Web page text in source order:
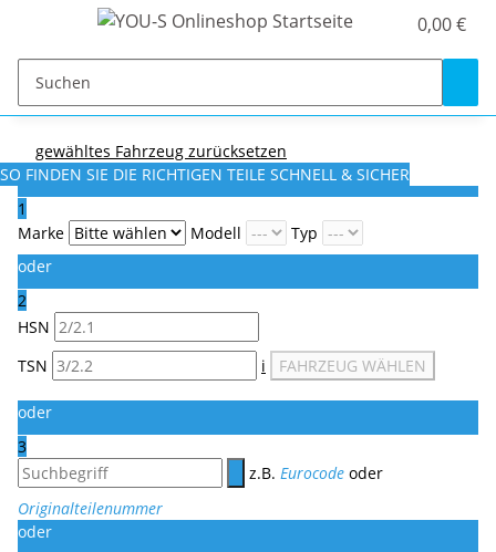
0,00 €
gewähltes Fahrzeug zurücksetzen
SO FINDEN SIE DIE RICHTIGEN TEILE SCHNELL & SICHER
1
Marke
Modell
Typ
oder
2
HSN
TSN
i FAHRZEUG WÄHLEN
oder
3
z.B. Eurocode oder
Originalteilenummer
oder